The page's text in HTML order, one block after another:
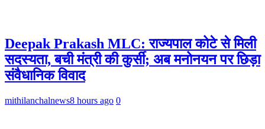
Deepak Prakash MLC: राज्यपाल कोटे से मिली
सदस्यता, बची मंत्री की कुर्सी; अब मनोनयन पर छिड़ा
संवैधानिक विवाद
mithilanchalnews8 hours ago 0